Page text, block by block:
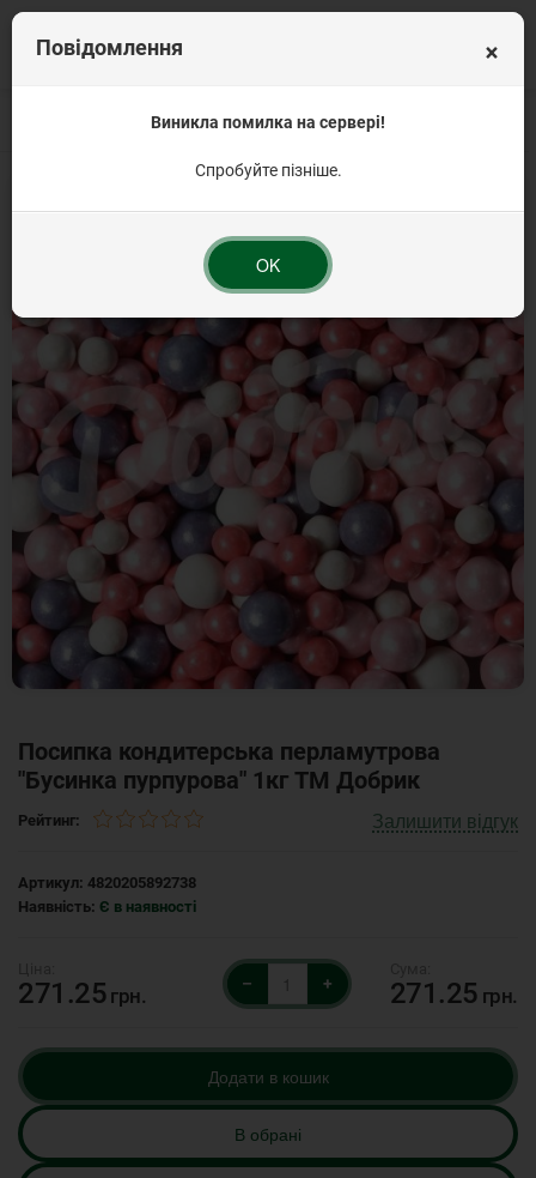
Кондитерська посипка на торт Посипка кругла
Посипка кондитерська перламутрова
"Бусинка пурпурова" 1кг ТМ Добрик
Рейтинг: Залишити відгук
Артикул: 4820205892738
Наявність: Є в наявності
271.25 грн.
– + 271.25 грн.
Додати в кошик
В обрані
×
Повідомлення
Виникла помилка на сервері!
Спробуйте пізніше.
OK